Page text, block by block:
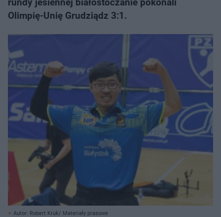
Olimpię-Unię Grudziądz 3:1.
Autor: Robert Kruk/ Materiały prasowe